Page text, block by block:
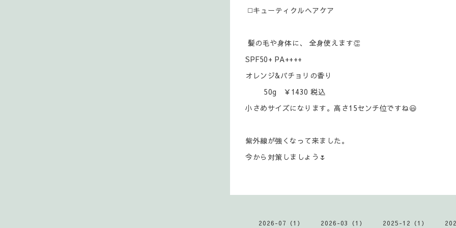
◻️キューティクルヘアケア
髪の毛や身体に、 全身使えます👏
SPF50+ PA++++
オレンジ&パチョリの香り
50g ￥1430 税込
小さめサイズになります。高さ15センチ位ですね😃
紫外線が強くなって来ました。
今から対策しましょう🌷
2026-07（1） 2026-03（1） 2025-12（1）